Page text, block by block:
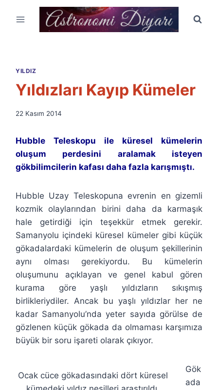
YILDIZ
Yıldızları Kayıp Kümeler
By
Özyar
22 Kasım 2014
Hubble Teleskopu ile küresel kümelerin
oluşum perdesini aralamak isteyen
gökbilimcilerin kafası daha fazla karışmıştı.
Hubble Uzay Teleskopuna evrenin en gizemli
kozmik olaylarından birini daha da karmaşık
hale getirdiği için teşekkür etmek gerekir.
Samanyolu içindeki küresel kümeler gibi küçük
gökadalardaki kümelerin de oluşum şekillerinin
aynı olması gerekiyordu. Bu kümelerin
oluşumunu açıklayan ve genel kabul gören
kurama göre yaşlı yıldızların sıkışmış
birlikleriydiler. Ancak bu yaşlı yıldızlar her ne
kadar Samanyolu’nda yeter sayıda görülse de
gözlenen küçük gökada da olmaması karşımıza
büyük bir soru işareti olarak çıkıyor.
Ocak cüce gökadasındaki dört küresel
Gök
ada